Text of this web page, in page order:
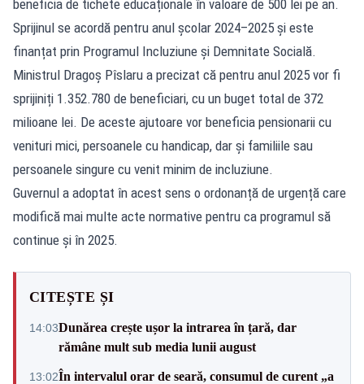
beneficia de tichete educaționale în valoare de 500 lei pe an.
Sprijinul se acordă pentru anul școlar 2024–2025 și este
finanțat prin Programul Incluziune și Demnitate Socială.
Ministrul Dragoș Pîslaru a precizat că pentru anul 2025 vor fi
sprijiniți 1.352.780 de beneficiari, cu un buget total de 372
milioane lei. De aceste ajutoare vor beneficia pensionarii cu
venituri mici, persoanele cu handicap, dar și familiile sau
persoanele singure cu venit minim de incluziune.
Guvernul a adoptat în acest sens o ordonanță de urgență care
modifică mai multe acte normative pentru ca programul să
continue și în 2025.
CITEȘTE ȘI
14:03Dunărea crește ușor la intrarea în țară, dar
rămâne mult sub media lunii august
13:02În intervalul orar de seară, consumul de curent „a